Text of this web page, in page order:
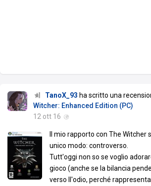
TanoX_93 ha scritto una
Witcher: Enhanced Edition (PC)
12 ott 16
Il mio rapporto con The Witcher
unico modo: controverso.
Tutt'oggi non so se voglio
gioco (anche se la bilancia
verso ll'odio, perché